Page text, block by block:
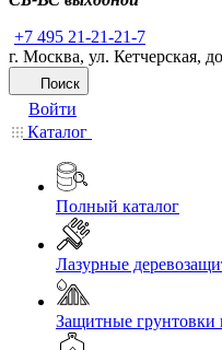
+7 495 21-21-21-7
г. Москва, ул. Кетчерская,
Поиск
Войти
Каталог
Полный каталог
Лазурные
Защитные грунтовки